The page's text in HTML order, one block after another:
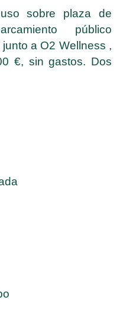
sobre plaza de
público
a O2 Wellness ,
€, sin gastos. Dos